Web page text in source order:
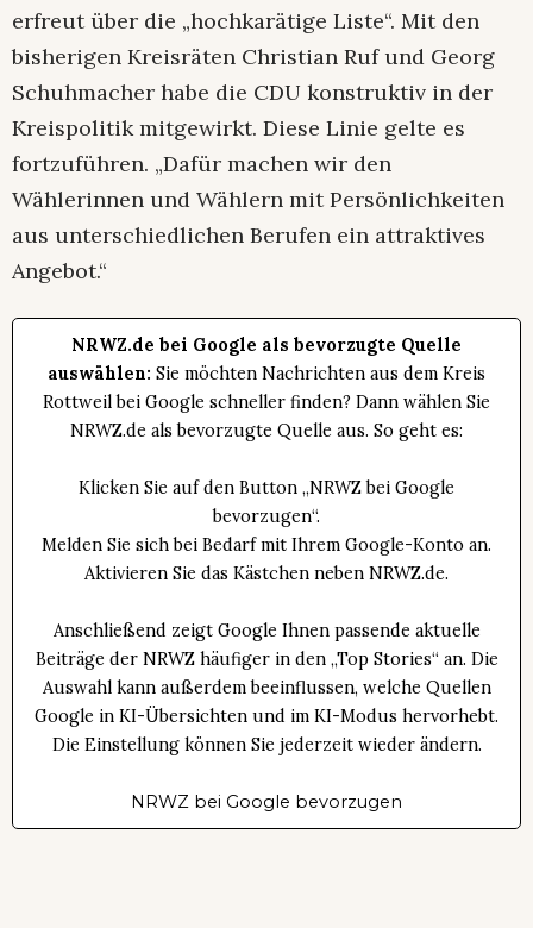
erfreut über die „hochkarätige Liste“. Mit den
bisherigen Kreisräten Christian Ruf und Georg
Schuhmacher habe die CDU konstruktiv in der
Kreispolitik mitgewirkt. Diese Linie gelte es
fortzuführen. „Dafür machen wir den
Wählerinnen und Wählern mit Persönlichkeiten
aus unterschiedlichen Berufen ein attraktives
Angebot.“
NRWZ.de bei Google als bevorzugte Quelle
auswählen: Sie möchten Nachrichten aus dem Kreis
Rottweil bei Google schneller finden? Dann wählen Sie
NRWZ.de als bevorzugte Quelle aus. So geht es:
Klicken Sie auf den Button „NRWZ bei Google
bevorzugen“.
Melden Sie sich bei Bedarf mit Ihrem Google-Konto an.
Aktivieren Sie das Kästchen neben NRWZ.de.
Anschließend zeigt Google Ihnen passende aktuelle
Beiträge der NRWZ häufiger in den „Top Stories“ an. Die
Auswahl kann außerdem beeinflussen, welche Quellen
Google in KI-Übersichten und im KI-Modus hervorhebt.
Die Einstellung können Sie jederzeit wieder ändern.
NRWZ bei Google bevorzugen